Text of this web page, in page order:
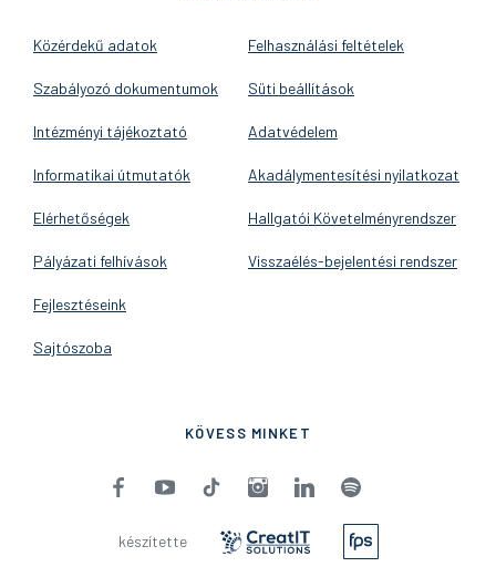
Közérdekű adatok
Szabályozó dokumentumok
Intézményi tájékoztató
Informatikai útmutatók
Elérhetőségek
Pályázati felhívások
Fejlesztéseink
Sajtószoba
Felhasználási feltételek
Süti beállítások
Adatvédelem
Akadálymentesítési nyilatkozat
Hallgatói Követelményrendszer
Visszaélés-bejelentési rendszer
KÖVESS MINKET
készítette